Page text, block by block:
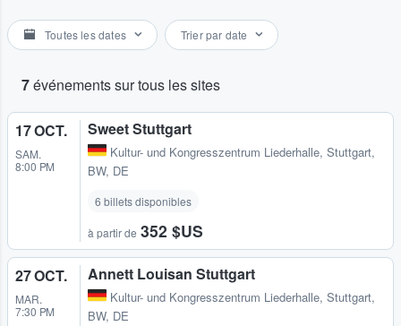
Toutes les dates Trier par date
7événements sur tous les sites
17 OCT.
SAM.
8:00 PM
Sweet Stuttgart
Kultur- und Kongresszentrum Liederhalle, Stuttgart,
BW, DE
6 billets disponibles
à partir de 352 $US
27 OCT.
MAR.
7:30 PM
Annett Louisan Stuttgart
Kultur- und Kongresszentrum Liederhalle, Stuttgart,
BW, DE